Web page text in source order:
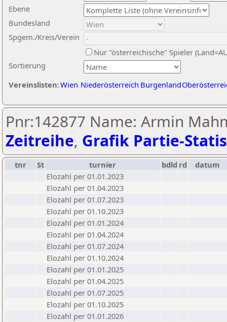
Ebene
Sortierung
Bundesland
Spgem./Kreis/Verein
Nur "österreichische" Spieler
Vereinslisten:Wien Niederösterreich Burgenland
Pnr:142877 Name: Armin
Zeitreihe, Grafik Partie-
tnr St turnier bdld rd
datum
Elozahl per 01.01.2023
Elozahl per 01.04.2023
Elozahl per 01.07.2023
Elozahl per 01.10.2023
Elozahl per 01.01.2024
Elozahl per 01.04.2024
Elozahl per 01.07.2024
Elozahl per 01.10.2024
Elozahl per 01.01.2025
Elozahl per 01.04.2025
Elozahl per 01.07.2025
Elozahl per 01.10.2025
Elozahl per 01.01.2026